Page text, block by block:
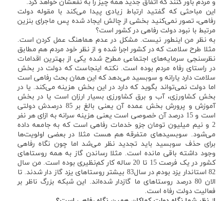
و مردم باور کنند که اتفاق جدید همه چیز را به نفعشان خواهد کرد.
این مباحثی که گفتید ارتباط زیادی پیدا می‌کند با مقوله دولت
رفاهی، تصور نمی‌کنید بخشی از چالش ایجاد شده پس ماجرای بنزین
مرتبط با نبود دولت رفاهی در کشور است؟
به نظر من اینطور نیست. مشکل در عدم هماهنگ عمل کردن است.
مثلا طرح سلامت که در کشور اجرا شده و از نظر خود مردم هم مطابق
نظرسنجی سرمایه‌های اجتماعی مطرح شده یکی از بهترین اقدامات
در راستای رفاه مردم بوده است. نکته اینجاست که دولت در بخش
سلامت دارد یارانه و سوبسید می‌دهد که این همان بحث رفاهی است
اما دولت نمی‌تواند بگوید که دارد در این بخش هزینه می‌کند. یا در
بخش کشاورزی، آب و برق کشاورزی بسیار ارزان است یا در بخش
آموزش و پرورش بخش عمده آن یعنی بالغ بر 85 درصدش دولتی
است و 15 درصد آن خصوصی است یعنی هزینه سرانه به ازای هر نفر
2 و نیم میلیون تومان جزو خدمات رفاهی است که به جامعه داده
می‌شود. سوبسید‌های متفرقه هم هست مثلا در بعضی اولویت‌ها
برای حذف سوبسید باید تجدید نظر می‌شد اما چون نگاه رفاهی
وجود داشته باقی مانده است. مثلا رساندن گاز به همه روستاهای
کشور در یک فرصت 15 تا 20 ساله کار کم‌نظیری بوده است. من سال
82 استاندار یزد بودم در سال83 بیشتر روستاهای یزد گاز دار شدند. تا
الان 80 درصد روستاهای ما گازدار شده‌اند. این شبکه بزرگ ناظر بر
فعالیت دولت رفاه است.